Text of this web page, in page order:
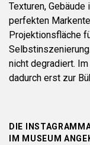
Texturen,
perfekten
Projektionsfläche
nicht degradiert.
dadurch erst zur
DIE
IM MUSEUM